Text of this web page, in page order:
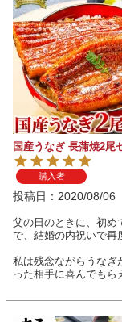
国産うなぎ 長蒲焼2尾
購入者
投稿日 2020/08/06
父の日のときに、初め
で、結婚の内祝いで再
私は残念ながらうなぎ
った相手に喜んでもら